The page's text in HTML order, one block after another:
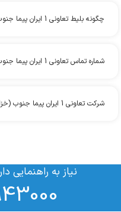
چگونه بلیط تعاونی 1 ایران پیما جنوب (خزانه) را آنلاین بخریم؟
شماره تماس تعاونی 1 ایران پیما جنوب (خزانه) را از کجا پیدا کنیم؟
شرکت تعاونی 1 ایران پیما جنوب (خزانه) به کدام شهرها سرویس دارد؟
نیاز به راهنمایی